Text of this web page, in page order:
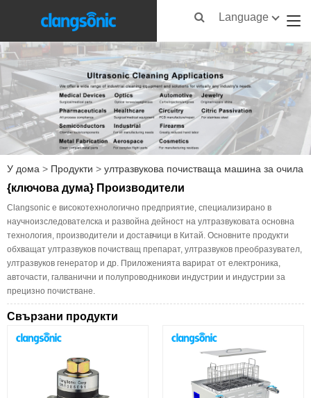
Language
У дома > Продукти > ултразвукова почистваща машина за очила
{ключова дума} Производители
Clangsonic е високотехнологично предприятие, специализирано в
научноизследователска и развойна дейност на ултразвуковата основна
технология, производители и доставчици в Китай. Основните продукти
обхващат ултразвуков почистващ препарат, ултразвуков преобразувател,
ултразвуков генератор и др. Приложенията варират от електроника,
авточасти, галванични и полупроводникови индустрии и индустрии за
прецизно почистване.
Свързани продукти